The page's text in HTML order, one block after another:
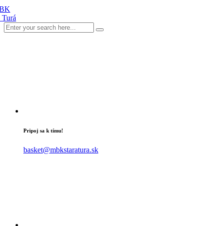
Pripoj sa k tímu!
basket@mbkstaratura.sk